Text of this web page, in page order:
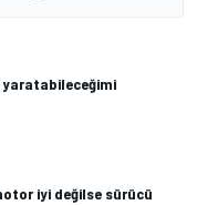
yaratabileceğimi
iyi değilse sürücü